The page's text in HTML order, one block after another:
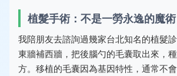
植髮手術：不是一勞永逸的魔術
我陪朋友去諮詢過幾家台北知名的植髮
東牆補西牆，把後腦勺的毛囊取出來，
方。移植的毛囊因為基因特性，通常不